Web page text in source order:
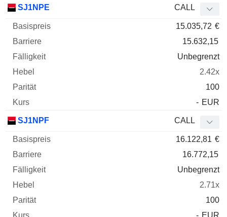
SJ1NPE CALL
15.035,72 €
15.632,15
Unbegrenzt
2.42x
100
- EUR
SJ1NPF CALL
16.122,81 €
16.772,15
Unbegrenzt
2.71x
100